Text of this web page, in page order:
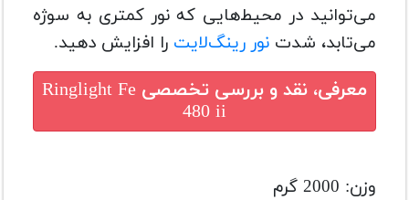
می‌توانید در محیط‌هایی که نور کمتری به سوژه
می‌تابد، شدت نور رینگ‌لایت را افزایش دهید.
معرفی، نقد و بررسی تخصصی Ringlight Fe
480 ii
وزن: 2000 گرم